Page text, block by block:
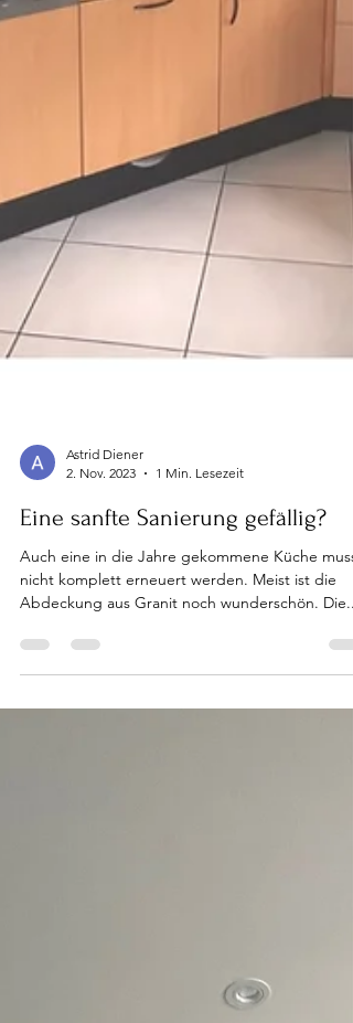
2. Nov. 2023
1 Min. Lesezeit
Eine sanfte Sanierung gefällig?
Auch eine in die Jahre gekommene Küche muss
Abdeckung aus Granit noch wunderschön. Die...